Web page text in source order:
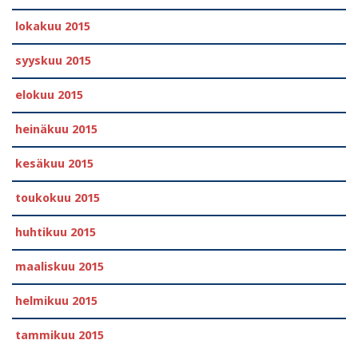
lokakuu 2015
syyskuu 2015
elokuu 2015
heinäkuu 2015
kesäkuu 2015
toukokuu 2015
huhtikuu 2015
maaliskuu 2015
helmikuu 2015
tammikuu 2015